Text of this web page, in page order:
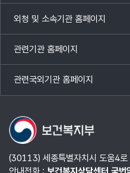
열기
외청 및 소속기관 홈페이지
목록
열기
관련기관 홈페이지
목록
열기
관련국외기관 홈페이지
목록
열기
(30113) 세종특별자치시 도움4